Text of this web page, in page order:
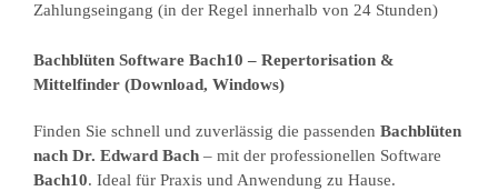
Zahlungseingang (in der Regel innerhalb von 24 Stunden)
Bachblüten Software Bach10 – Repertorisation &
Mittelfinder (Download, Windows)
Finden Sie schnell und zuverlässig die passenden Bachblüten
nach Dr. Edward Bach– mit der professionellen Software
Bach10. Ideal für Praxis und Anwendung zu Hause.